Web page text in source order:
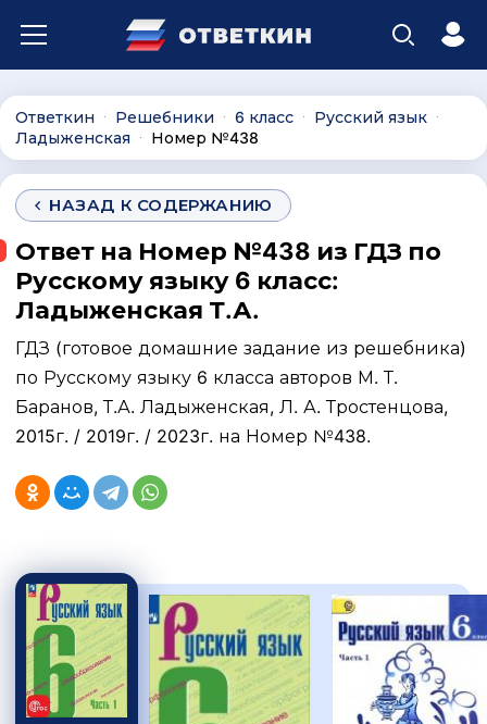
Ответкин ∙ Решебники ∙ 6 класс ∙ Русский язык ∙
Ладыженская ∙ Номер №438
НАЗАД К СОДЕРЖАНИЮ
Ответ на Номер №438 из ГДЗ по
Русскому языку 6 класс:
Ладыженская Т.А.
ГДЗ (готовое домашние задание из решебника)
по Русскому языку 6 класса авторов М. Т.
Баранов, Т.А. Ладыженская, Л. А. Тростенцова,
2015г. / 2019г. / 2023г. на Номер №438.